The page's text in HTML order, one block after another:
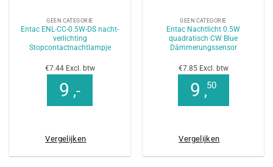
GEEN CATEGORIE
Entac ENL-CC-0.5W-DS nacht-
verlichting
Stopcontactnachtlampje
€7.44 Excl. btw
9 ,-
Vergelijken
GEEN CATEGORIE
Entac Nachtlicht 0.5W
quadratisch CW Blue
Dämmerungssensor
€7.85 Excl. btw
9 ,50
Vergelijken